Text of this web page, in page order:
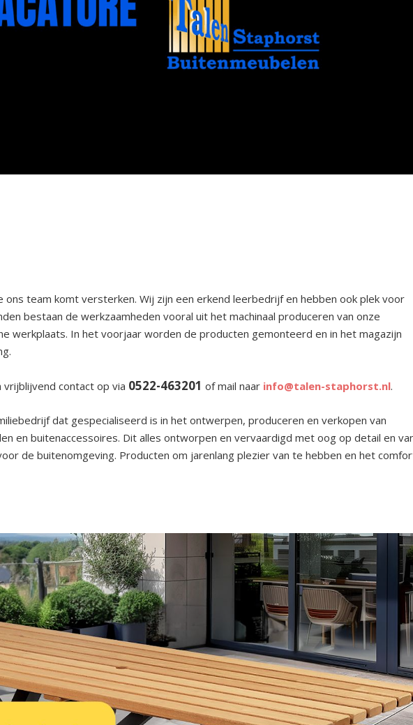
ons team komt versterken. Wij zijn een erkend leerbedrijf en hebben ook plek voor
bestaan de werkzaamheden vooral uit het machinaal produceren van onze
werkplaats. In het voorjaar worden de producten gemonteerd en in het magazijn
contact op via 0522-463201 of mail naar info@talen-staphorst.nl.
dat gespecialiseerd is in het ontwerpen, produceren en verkopen van
en buitenaccessoires. Dit alles ontworpen en vervaardigd met oog op detail en
de buitenomgeving. Producten om jarenlang plezier van te hebben en het